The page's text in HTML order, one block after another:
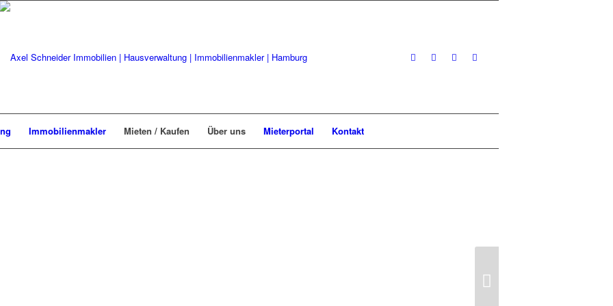
Immobilienmakler Mieten / Kaufen Über uns Mieterportal Kontakt